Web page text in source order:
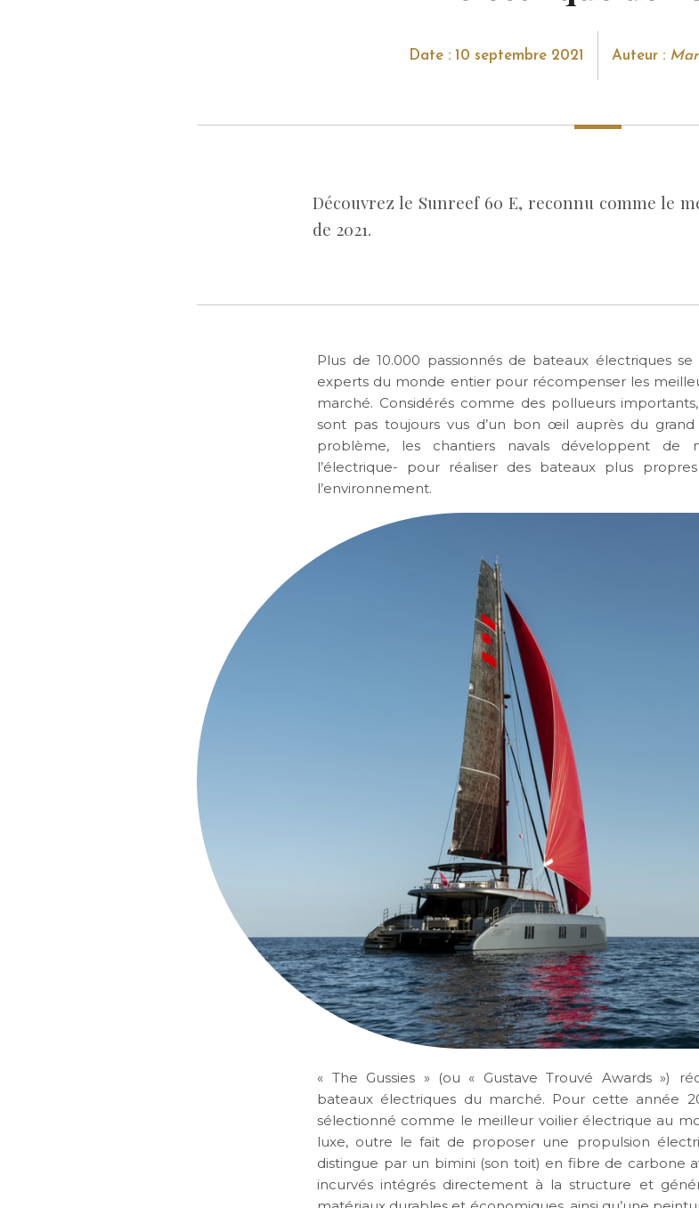
Date : 10 septembre 2021 Auteur :
Découvrez le Sunreef 60 E, reconnu comme le
de 2021.
Plus de 10.000 passionnés de bateaux électriques
experts du monde entier pour récompenser les
marché. Considérés comme des pollueurs
sont pas toujours vus d’un bon œil auprès du
problème, les chantiers navals développent de
l’électrique- pour réaliser des bateaux plus
l’environnement.
« The Gussies » (ou « Gustave Trouvé Awards »)
bateaux électriques du marché. Pour cette année
sélectionné comme le meilleur voilier électrique au
luxe, outre le fait de proposer une propulsion
distingue par un bimini (son toit) en fibre de carbone
incurvés intégrés directement à la structure et